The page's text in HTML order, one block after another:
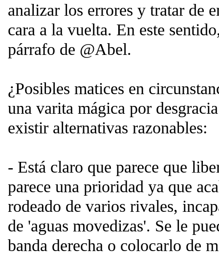
analizar los errores y tratar de
cara a la vuelta. En este
párrafo de @Abel.
¿Posibles matices en
una varita mágica por
existir alternativas razonables:
- Está claro que parece que
parece una prioridad ya que
rodeado de varios rivales,
de 'aguas movedizas'. Se le
banda derecha o colocarlo de